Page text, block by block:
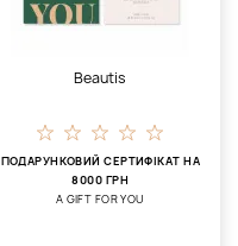
Beautis
ПОДАРУНКОВИЙ СЕРТИФІКАТ НА
8000 ГРН
A GIFT FOR YOU